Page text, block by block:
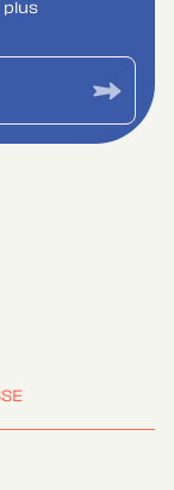
plus